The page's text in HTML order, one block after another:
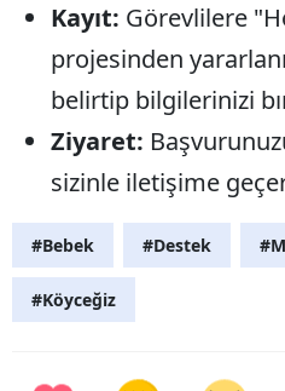
Kayıt: Görevlilere
projesinden
belirtip bilgilerinizi
Ziyaret:
sizinle iletişime
#Bebek #Destek
#Köyceğiz